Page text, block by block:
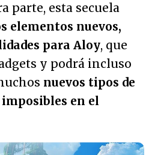
parte, esta secuela
elementos nuevos,
para Aloy, que
y podrá incluso
nuevos tipos de
en el